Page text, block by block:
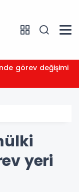
görev değişimi
yeri